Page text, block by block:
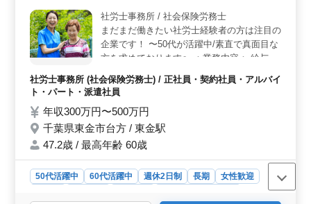
戦してみませんか？ ＜積極的な採用活動＞ 50代以
上の方も歓迎しており、ベテラン層の採用に力を入れて
います。社労士事務所での経験がある方はもちろん、新
しい環境でのスタートをお考えの方もお気軽にご応募く
社労士事務所 / 社会保険労務士
まだまだ働きたい社労士経験者の方は注目の
企業です！ 〜50代が活躍中/素直で真面目な
方を求めております〜 ：業務内容： 給与計
制定 社会保険の手続業務関連 労働社会保険
手続業務 労務トラブル対応 雇用管理関連 就
業規則作成 助成金業務 等 ：備考： 社会保
険完備 週休2日制 GW休暇、有給休暇あり
働きやすい環境作りを心掛けております＾＾
ので 安心してご応募下さい！ ぜひ一緒に働
きましょう＾＾ お待ちしております♫
社労士事務所 (社会保険労務士) / 正社員・契約社員・アルバイ
ト・パート・派遣社員
年収300万円〜500万円
千葉県東金市台方 / 東金駅
47.2歳 / 最高年齢 60歳
50代活躍中 60代活躍中 週休2日制 長期
女性歓迎